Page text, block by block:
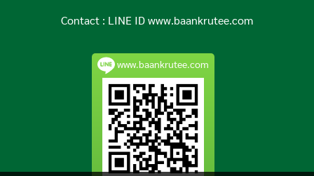
Contact : LINE ID www.baankrutee.com
www.baankrutee.com